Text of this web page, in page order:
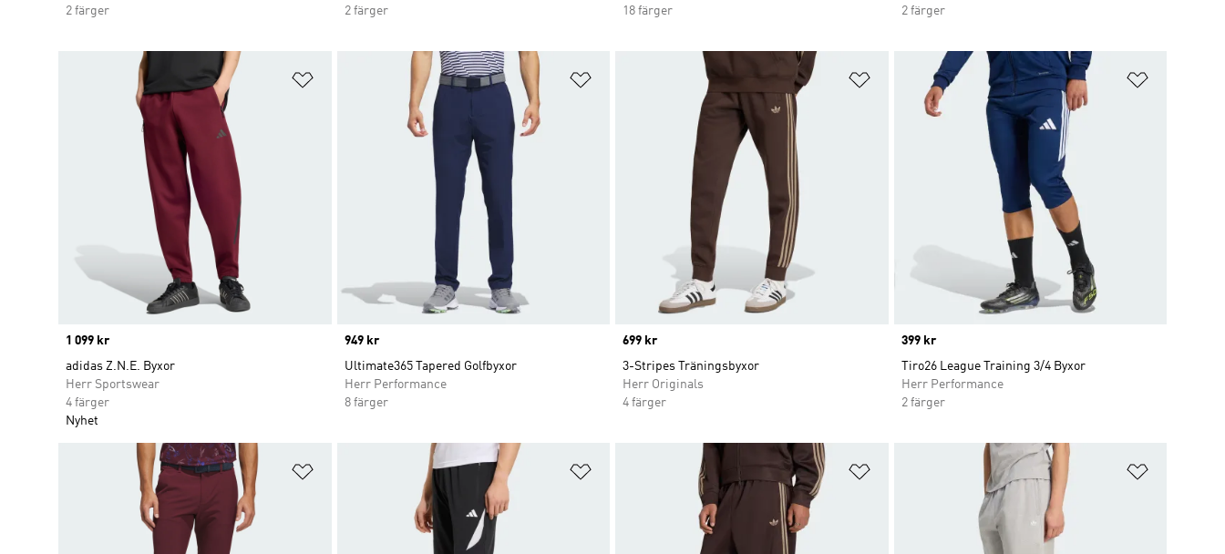
2 färger
2 färger
18 färger
2 färger
Lägg till på önskelistan
Price
1 099 kr
adidas Z.N.E. Byxor
Herr Sportswear
4 färger
Nyhet
Lägg till på önskelistan
Price
949 kr
Ultimate365 Tapered Golfbyxor
Herr Performance
8 färger
Lägg till på önskelistan
Price
699 kr
3-Stripes Träningsbyxor
Herr Originals
4 färger
Price
399 kr
Tiro26 League Training 3/4 Byxor
Herr Performance
2 färger
Lägg till på önskelistan Lägg till på önskelistan Lägg till på önskelistan